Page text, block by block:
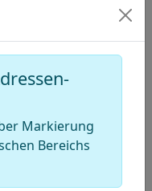
Markierung
Bereichs